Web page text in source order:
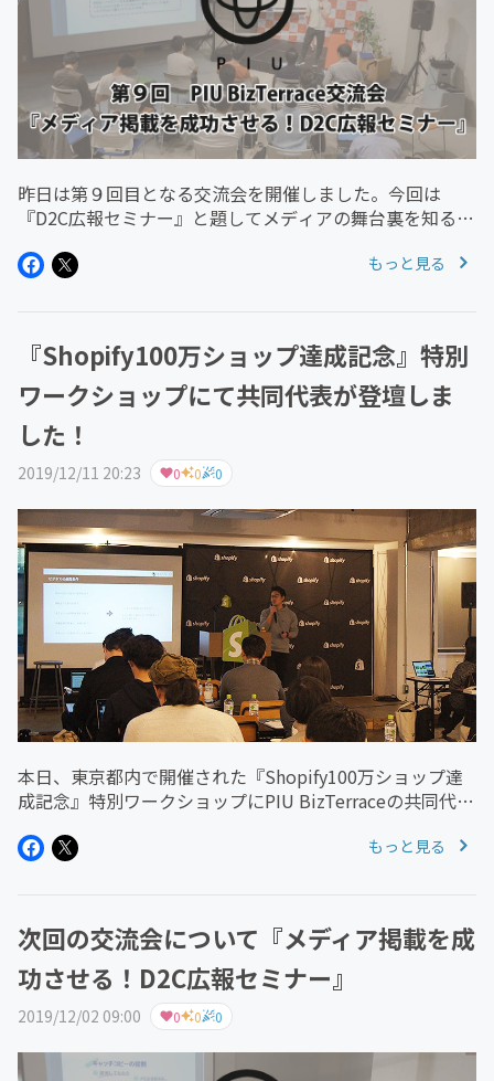
昨日は第９回目となる交流会を開催しました。今回は
『D2C広報セミナー』と題してメディアの舞台裏を知るゲ
を打っても効果がない・広報と広告の違いが分からない・
もっと見る
『Shopify100万ショップ達成記念』特別
ワークショップにて共同代表が登壇しま
した！
2019/12/11 20:23 0 0 0
本日、東京都内で開催された『Shopify100万ショップ達
成記念』特別ワークショップにPIU BizTerraceの共同代表
山社中代表取締役社長の羽田が登壇いたしました！まず午
もっと見る
次回の交流会について『メディア掲載を成
功させる！D2C広報セミナー』
2019/12/02 09:00 0 0 0